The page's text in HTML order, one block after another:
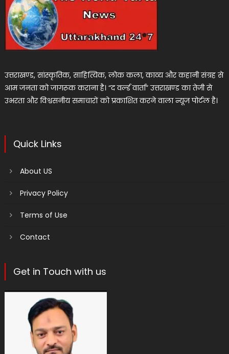
उत्तराखण्ड, सांस्कृतिक, साहित्यिक, लोक कला, काव्य और कहानी संग्रह से
आम जनता को जागरूक कराना है। “द वर्ल्ड वार्ता” उत्तराखण्ड का तेजी से
उभरता और विश्वसनीय समाचारों को प्रकाशित करने वाला न्यूज पोर्टल है।
Quick Links
About US
Privacy Policy
Terms of Use
Contact
Get in Touch with us